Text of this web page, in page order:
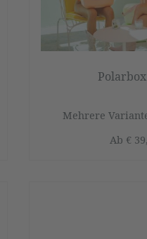
Mehrere
Ab €